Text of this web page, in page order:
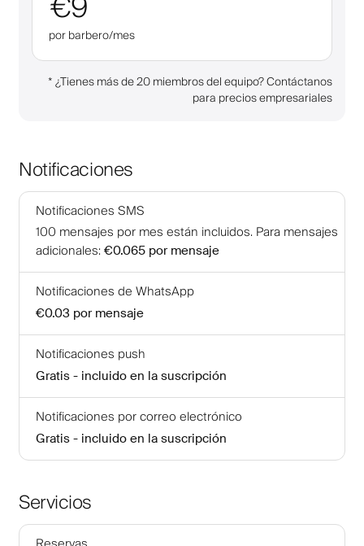
por barbero/mes
*¿Tienes más de 20 miembros del equipo? Contáctanos
para precios empresariales
Notificaciones
Notificaciones SMS
100 mensajes por mes están incluidos. Para mensajes
adicionales: €0.065 por mensaje
Notificaciones de WhatsApp
€0.03 por mensaje
Notificaciones push
Gratis - incluido en la suscripción
Notificaciones por correo electrónico
Gratis - incluido en la suscripción
Servicios